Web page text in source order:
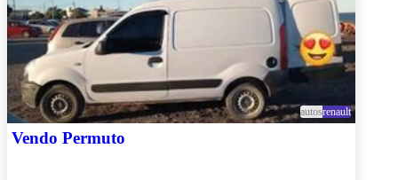
autosrenault
Vendo Permuto